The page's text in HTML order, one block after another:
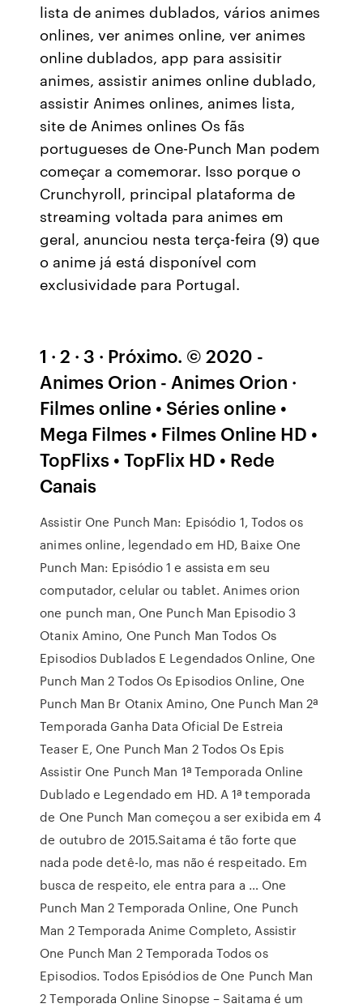
lista de animes dublados, vários animes
onlines, ver animes online, ver animes
online dublados, app para assisitir
animes, assistir animes online dublado,
assistir Animes onlines, animes lista,
site de Animes onlines Os fãs
portugueses de One-Punch Man podem
começar a comemorar. Isso porque o
Crunchyroll, principal plataforma de
streaming voltada para animes em
geral, anunciou nesta terça-feira (9) que
o anime já está disponível com
exclusividade para Portugal.
1 · 2 · 3 · Próximo. © 2020 -
Animes Orion - Animes Orion ·
Filmes online • Séries online •
Mega Filmes • Filmes Online HD •
TopFlixs • TopFlix HD • Rede
Canais
Assistir One Punch Man: Episódio 1, Todos os
animes online, legendado em HD, Baixe One
Punch Man: Episódio 1 e assista em seu
computador, celular ou tablet. Animes orion
one punch man, One Punch Man Episodio 3
Otanix Amino, One Punch Man Todos Os
Episodios Dublados E Legendados Online, One
Punch Man 2 Todos Os Episodios Online, One
Punch Man Br Otanix Amino, One Punch Man 2ª
Temporada Ganha Data Oficial De Estreia
Teaser E, One Punch Man 2 Todos Os Epis
Assistir One Punch Man 1ª Temporada Online
Dublado e Legendado em HD. A 1ª temporada
de One Punch Man começou a ser exibida em 4
de outubro de 2015.Saitama é tão forte que
nada pode detê-lo, mas não é respeitado. Em
busca de respeito, ele entra para a … One
Punch Man 2 Temporada Online, One Punch
Man 2 Temporada Anime Completo, Assistir
One Punch Man 2 Temporada Todos os
Episodios. Todos Episódios de One Punch Man
2 Temporada Online Sinopse – Saitama é um